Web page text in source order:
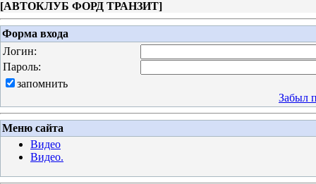
[АВТОКЛУБ ФОРД ТРАНЗИТ]
Форма входа
Логин:
Пароль:
запомнить
Забыл
Меню сайта
Видео
Видео.